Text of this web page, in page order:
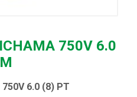
750V 6.0
750V 6.0 (8) PT